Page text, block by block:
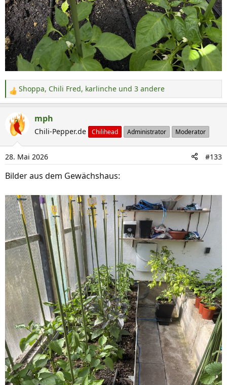
R
e
a
k
i
o
n
n
:
Shoppa, Chili Fred, karlinche und 3 andere
mph
Chili-Pepper.de Chilihead Administrator Moderator
28. Mai 2026 #133
Bilder aus dem Gewächshaus: